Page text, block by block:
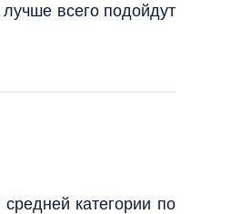
всего подойдут
категории по